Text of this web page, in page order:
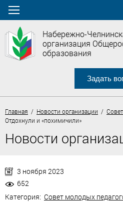
Набережно-
организация
образования
Задать
Главная / Новости организации /
Отдохнули и «похимичили»
Новости
3 ноября 2023
652
Категория: Совет молодых